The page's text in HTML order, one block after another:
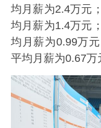
均月薪为2.4万元
均月薪为1.4万元
均月薪为0.99万
平均月薪为0.67万